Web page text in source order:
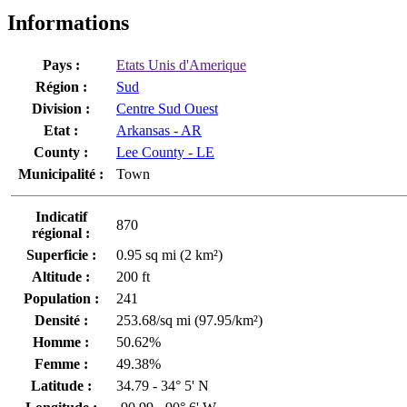
Informations
Pays :
Etats Unis d'Amerique
Région :
Sud
Division :
Centre Sud Ouest
Etat :
Arkansas - AR
County :
Lee County - LE
Municipalité :
Town
Indicatif
régional :
870
Superficie :
0.95 sq mi (2 km²)
Altitude :
200 ft
Population :
241
Densité :
253.68/sq mi (97.95/km²)
Homme :
50.62%
Femme :
49.38%
Latitude :
34.79 - 34° 5' N